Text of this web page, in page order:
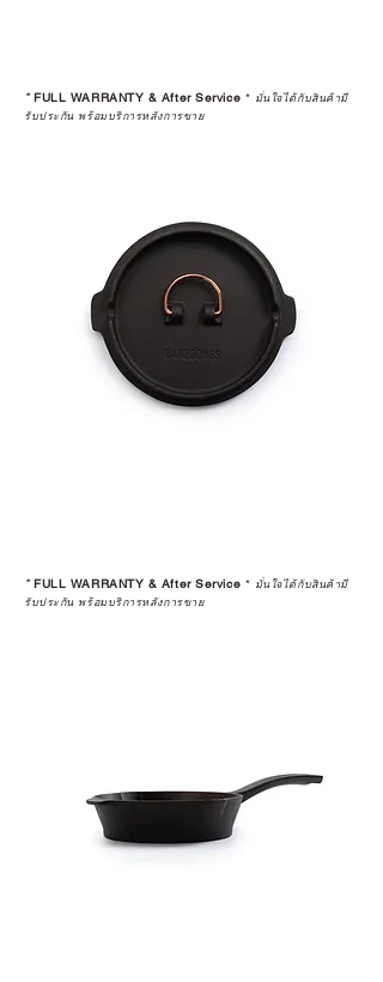
*FULL WARRANTY & After Service * มั่นใจได้กับสินค้ามี
รับประกัน พร้อมบริการหลังการขาย
*FULL WARRANTY & After Service * มั่นใจได้กับสินค้ามี
รับประกัน พร้อมบริการหลังการขาย